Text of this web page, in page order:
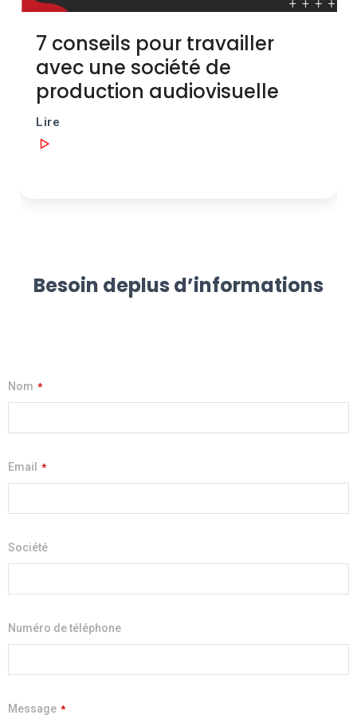
7 conseils pour travailler
avec une société de
production audiovisuelle
Lire
Besoin deplus d’informations
Nom *
Email *
Société
Numéro de téléphone
Message *